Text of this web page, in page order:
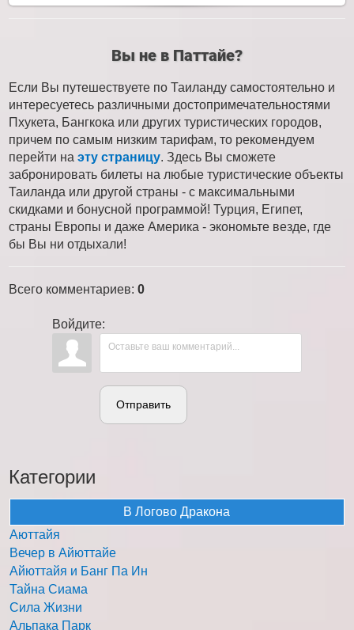
Вы не в Паттайе?
Если Вы путешествуете по Таиланду самостоятельно и
интересуетесь различными достопримечательностями
Пхукета, Бангкока или других туристических городов,
причем по самым низким тарифам, то рекомендуем
перейти на эту страницу. Здесь Вы сможете
забронировать билеты на любые туристические объекты
Таиланда или другой страны - с максимальными
скидками и бонусной программой! Турция, Египет,
страны Европы и даже Америка - экономьте везде, где
бы Вы ни отдыхали!
Всего комментариев: 0
Войдите:
Отправить
Категории
В Логово Дракона
Аюттайя
Вечер в Айюттайе
Айюттайя и Банг Па Ин
Тайна Сиама
Сила Жизни
Альпака Парк